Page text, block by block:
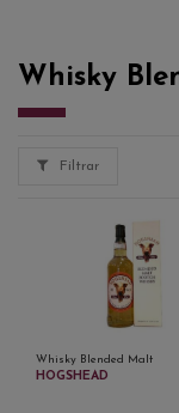
Whisky
Filtrar
Whisky Blended Malt
HOGSHEAD